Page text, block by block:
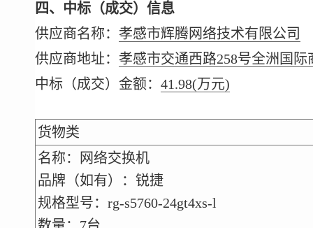
四、中标（成交）信息
供应商名称： 孝感市辉腾网络技术有限公司
供应商地址： 孝感市交通西路258号全洲国际
中标（成交）金额： 41.98(万元)
货物类
名称：网络交换机
品牌（如有）：锐捷
规格型号：rg-s5760-24gt4xs-l